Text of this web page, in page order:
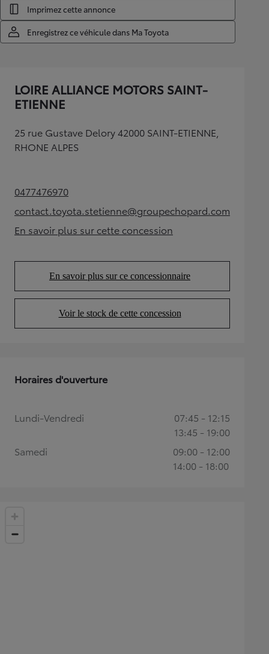
Imprimez cette annonce
Enregistrez ce véhicule dans Ma Toyota
LOIRE ALLIANCE MOTORS SAINT-
ETIENNE
25 rue Gustave Delory 42000 SAINT-ETIENNE,
RHONE ALPES
0477476970(Opens in new tab)
contact.toyota.stetienne@groupechopard.com
(Opens in new tab)
En savoir plus sur cette concession
(Opens in new tab)
En savoir plus sur ce concessionnaire
(Opens in new tab)
Voir le stock de cette concession
(Opens in new tab)
Horaires d'ouverture
Lundi-Vendredi
07:45 - 12:15
13:45 - 19:00
Samedi
09:00 - 12:00
14:00 - 18:00